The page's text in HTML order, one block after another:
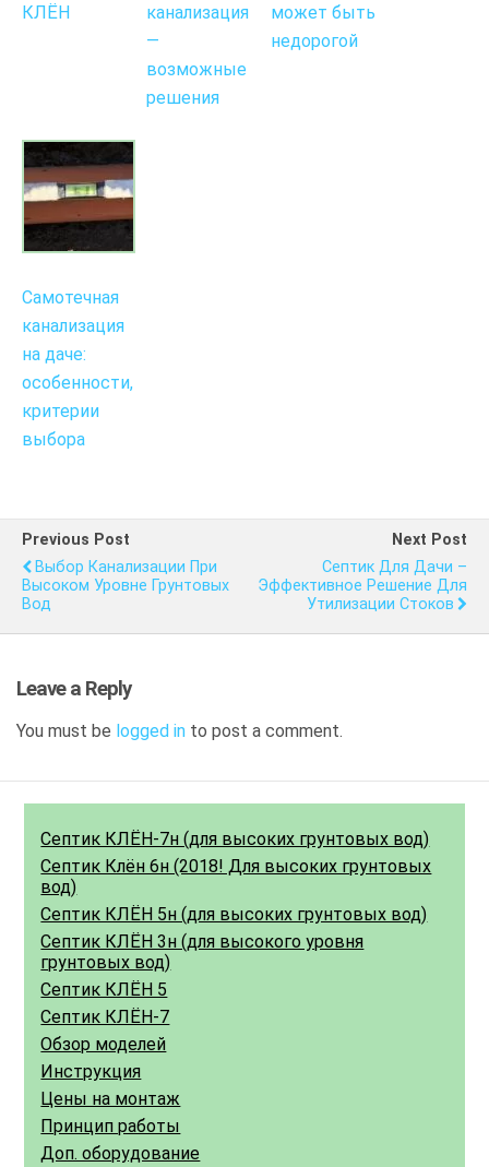
КЛЁН
канализация
—
возможные
решения
может быть
недорогой
Самотечная
канализация
на даче:
особенности,
критерии
выбора
Previous Post
Выбор Канализации При
Высоком Уровне Грунтовых
Вод
Next Post
Септик Для Дачи –
Эффективное Решение Для
Утилизации Стоков
Leave a Reply
You must be logged in to post a comment.
Септик КЛЁН-7н (для высоких грунтовых вод)
Септик Клён 6н (2018! Для высоких грунтовых
вод)
Септик КЛЁН 5н (для высоких грунтовых вод)
Септик КЛЁН 3н (для высокого уровня
грунтовых вод)
Септик КЛЁН 5
Септик КЛЁН-7
Обзор моделей
Инструкция
Цены на монтаж
Принцип работы
Доп. оборудование